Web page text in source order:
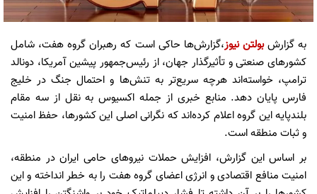
به گزارشبولتن نیوز،گزارش‌ها حاکی است که رهبران گروه هفت، شامل
کشورهای صنعتی و تأثیرگذار جهان، از رئیس‌جمهور پیشین آمریکا، دونالد
ترامپ، خواسته‌اند هرچه سریع‌تر به تنش‌ها و احتمال جنگ در خلیج
فارس پایان دهد. منابع خبری از جمله اکسیوس به نقل از سه مقام
بلندپایه این گروه اعلام کرده‌اند که نگرانی اصلی این کشورها، حفظ امنیت
و ثبات منطقه است.
بر اساس این گزارش، افزایش حملات نیروهای حامی ایران در منطقه،
امنیت منافع اقتصادی و انرژی اعضای گروه هفت را به خطر انداخته و این